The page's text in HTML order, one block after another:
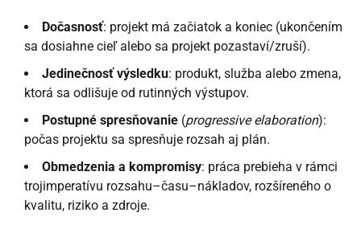
Dočasnosť: projekt má začiatok a koniec (ukončením
sa dosiahne cieľ alebo sa projekt pozastaví/zruší).
Jedinečnosť výsledku: produkt, služba alebo zmena,
ktorá sa odlišuje od rutinných výstupov.
Postupné spresňovanie (progressive elaboration):
počas projektu sa spresňuje rozsah aj plán.
Obmedzenia a kompromisy: práca prebieha v rámci
trojimperatívu rozsahu–času–nákladov, rozšíreného o
kvalitu, riziko a zdroje.